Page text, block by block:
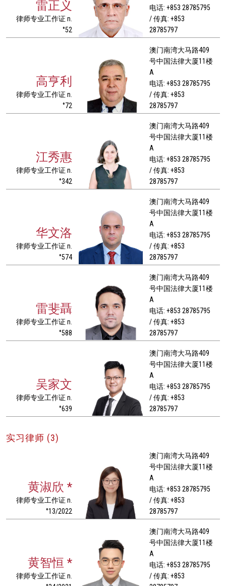
雷正义
律师专业工作证 n.
°52
电话: +853 28785795
/ 传真: +853
28785797
高亨利
律师专业工作证 n.
°72
澳门南湾大马路409
号中国法律大厦11楼
A
电话: +853 28785795
/ 传真: +853
28785797
江秀惠
律师专业工作证 n.
°342
澳门南湾大马路409
号中国法律大厦11楼
A
电话: +853 28785795
/ 传真: +853
28785797
华文洛
律师专业工作证 n.
°574
澳门南湾大马路409
号中国法律大厦11楼
A
电话: +853 28785795
/ 传真: +853
28785797
雷斐聶
律师专业工作证 n.
°588
澳门南湾大马路409
号中国法律大厦11楼
A
电话: +853 28785795
/ 传真: +853
28785797
吴家文
律师专业工作证 n.
°639
澳门南湾大马路409
号中国法律大厦11楼
A
电话: +853 28785795
/ 传真: +853
28785797
实习律师 (3)
黄淑欣 *
律师专业工作证 n.
°13/2022
澳门南湾大马路409
号中国法律大厦11楼
A
电话: +853 28785795
/ 传真: +853
28785797
黄智恒 *
律师专业工作证 n.
澳门南湾大马路409
号中国法律大厦11楼
A
电话: +853 28785795
/ 传真: +853